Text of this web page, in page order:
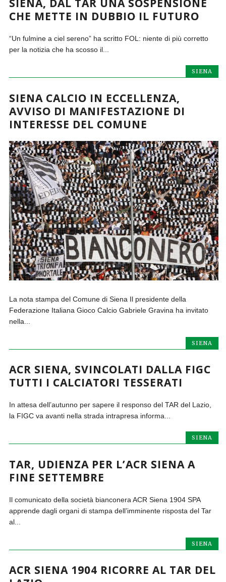
SIENA, DAL TAR UNA SOSPENSIONE
CHE METTE IN DUBBIO IL FUTURO
“Un fulmine a ciel sereno” ha scritto FOL: niente di più corretto
per la notizia che ha scosso il...
SIENA
SIENA CALCIO IN ECCELLENZA,
AVVISO DI MANIFESTAZIONE DI
INTERESSE DEL COMUNE
La nota stampa del Comune di Siena Il presidente della
Federazione Italiana Gioco Calcio Gabriele Gravina ha invitato
nella...
SIENA
ACR SIENA, SVINCOLATI DALLA FIGC
TUTTI I CALCIATORI TESSERATI
In attesa dell’autunno per sapere il responso del TAR del Lazio,
la FIGC va avanti nella strada intrapresa informa...
SIENA
TAR, UDIENZA PER L’ACR SIENA A
FINE SETTEMBRE
Il comunicato della società bianconera ACR Siena 1904 SPA
apprende dagli organi di stampa dell’imminente risposta del Tar
al...
SIENA
ACR SIENA 1904 RICORRE AL TAR DEL